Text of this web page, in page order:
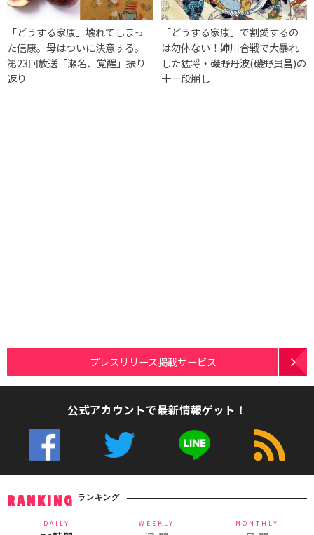
「どうする家康」壊れてしまっ
た信康。母はついに決意する。
第23回放送「瀬名、覚醒」振り
返り
「どうする家康」で割愛するの
は勿体ない！姉川合戦で大暴れ
した猛将・磯野丹波(磯野員昌)の
十一段崩し
プレスリリース掲載サービス
公式アカウントで最新情報ゲット！
RANKING ランキング
DAILY WEEKLY MONTHLY